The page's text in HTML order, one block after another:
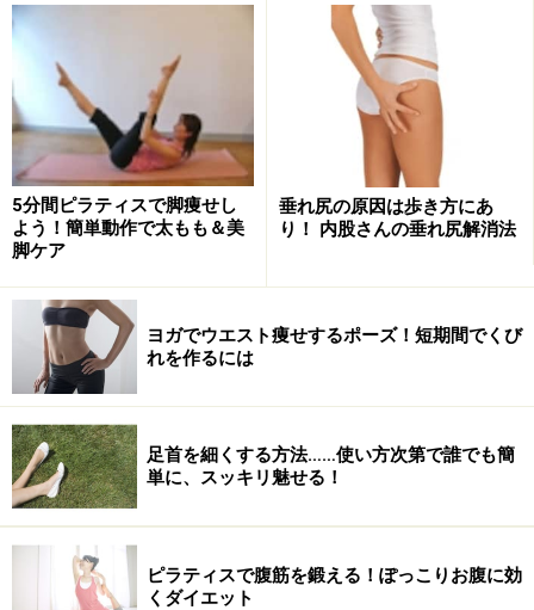
【針の糸通しのポーズ】
このポーズは背中や肩のコリを解消してくれます。上半
身をねじり、左腕を右側へ。同時に右手は左太ももの辺
りを掴みます。右肩を後ろに引くようにすると胸と顔が
天井に向き、背骨からしっかりねじれます。反対側も同
【片脚のガス抜きのポーズ】
このポーズはお尻からハムストリングをほぐし、内臓に
溜まった古いガスを出してくれます。仰向けになった
ら、右膝を両手で抱え、息を吐きながらゆっくり胸に引
き寄せましょう。伸ばしている左かかとは遠くに伸ばし
ましょう。反対側も同様に。
5分間ピラティスで脚痩せし
よう！簡単動作で太もも＆美
脚ケア
垂れ尻の原因は歩き方にあ
り！ 内股さんの垂れ尻解消法
ヨガでウエスト痩せするポーズ！短期間でくび
れを作るには
足首を細くする方法……使い方次第で誰でも簡
単に、スッキリ魅せる！
ピラティスで腹筋を鍛える！ぽっこりお腹に効
くダイエット